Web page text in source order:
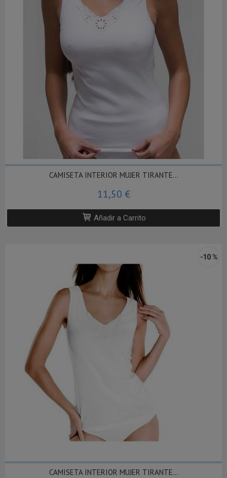
CAMISETA INTERIOR MUJER TIRANTE...
11,50 €
Añadir a Carrito
-10 %
CAMISETA INTERIOR MUJER TIRANTE...